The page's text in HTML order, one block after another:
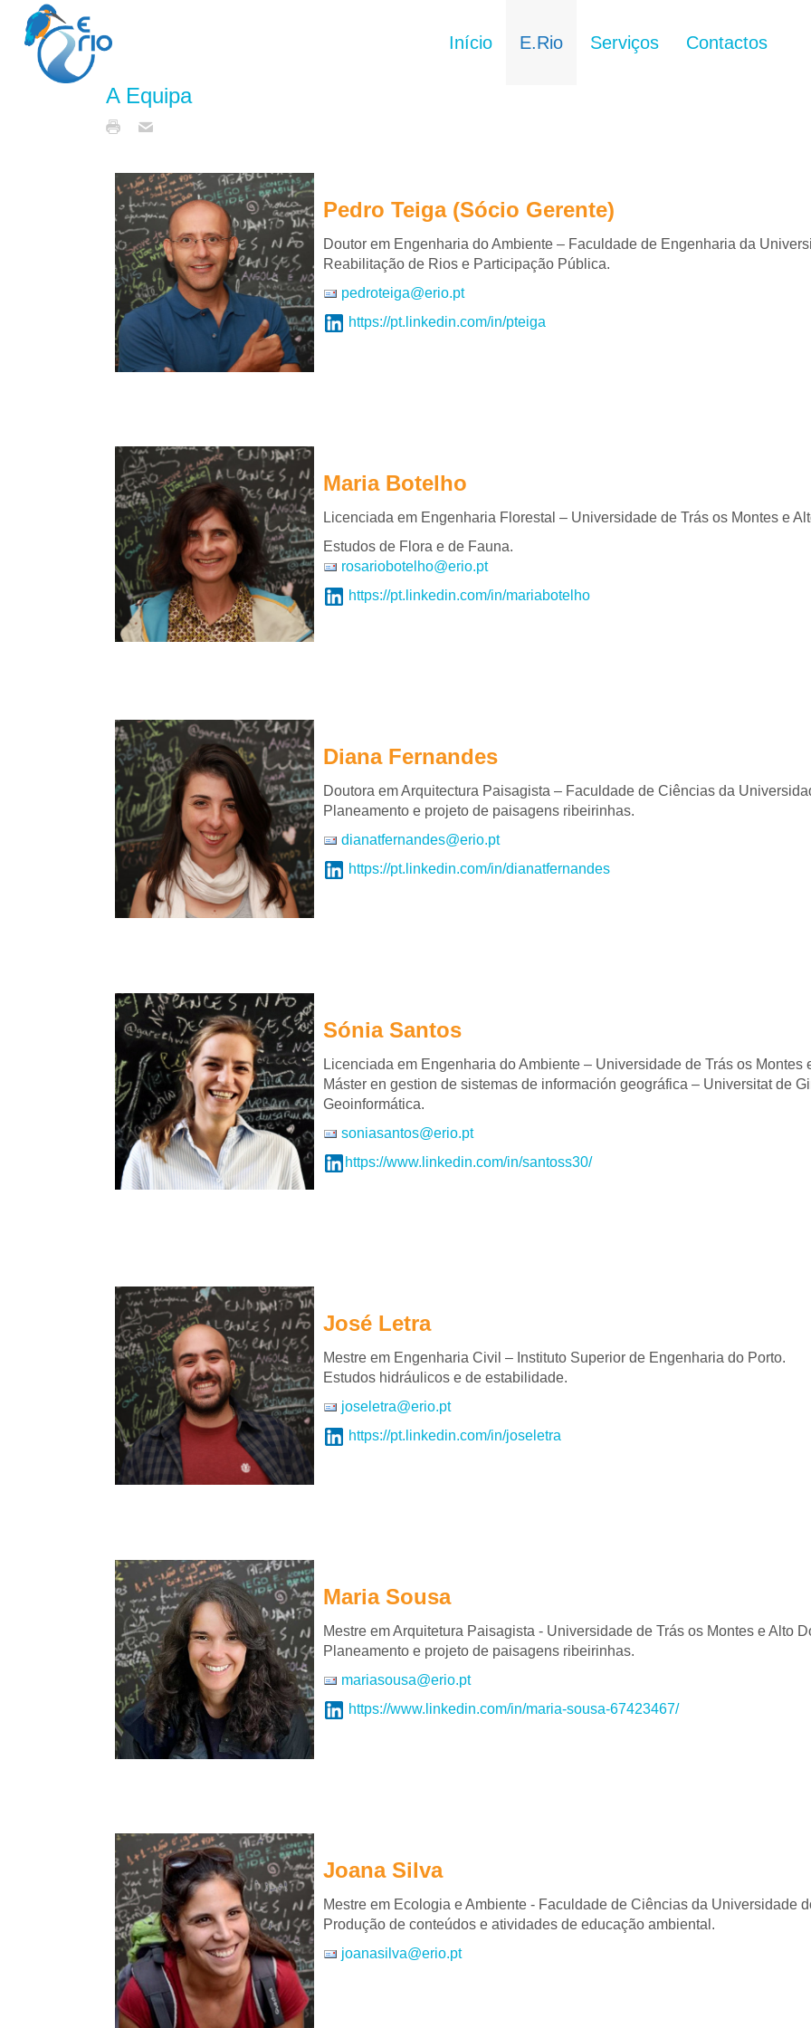
Início E.Rio Serviços Contactos
A Equipa
Pedro Teiga (Sócio Gerente)
Doutor em Engenharia do Ambiente – Faculdade de Engenharia da
Reabilitação de Rios e Participação Pública.
pedroteiga@erio.pt
https://pt.linkedin.com/in/pteiga
Maria Botelho
Licenciada em Engenharia Florestal – Universidade de Trás os Montes e
Estudos de Flora e de Fauna.
rosariobotelho@erio.pt
https://pt.linkedin.com/in/mariabotelho
Diana Fernandes
Doutora em Arquitectura Paisagista – Faculdade de Ciências da
Planeamento e projeto de paisagens ribeirinhas.
dianatfernandes@erio.pt
https://pt.linkedin.com/in/dianatfernandes
Sónia Santos
Licenciada em Engenharia do Ambiente – Universidade de Trás os Montes
Máster en gestion de sistemas de información geográfica – Universitat de
Geoinformática.
soniasantos@erio.pt
https://www.linkedin.com/in/santoss30/
José Letra
Mestre em Engenharia Civil – Instituto Superior de Engenharia do Porto.
Estudos hidráulicos e de estabilidade.
joseletra@erio.pt
https://pt.linkedin.com/in/joseletra
Maria Sousa
Mestre em Arquitetura Paisagista - Universidade de Trás os Montes e Alto
Planeamento e projeto de paisagens ribeirinhas.
mariasousa@erio.pt
https://www.linkedin.com/in/maria-sousa-67423467/
Joana Silva
Mestre em Ecologia e Ambiente - Faculdade de Ciências da Universidade
Produção de conteúdos e atividades de educação ambiental.
joanasilva@erio.pt